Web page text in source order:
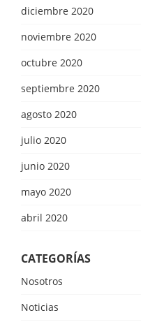
diciembre 2020
noviembre 2020
octubre 2020
septiembre 2020
agosto 2020
julio 2020
junio 2020
mayo 2020
abril 2020
CATEGORÍAS
Nosotros
Noticias